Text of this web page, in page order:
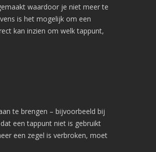
waardoor je niet meer te
is het mogelijk om een
kan inzien om welk tappunt,
te brengen – bijvoorbeeld bij
een tappunt niet is gebruikt
een zegel is verbroken, moet